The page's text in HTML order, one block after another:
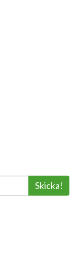
Skicka!